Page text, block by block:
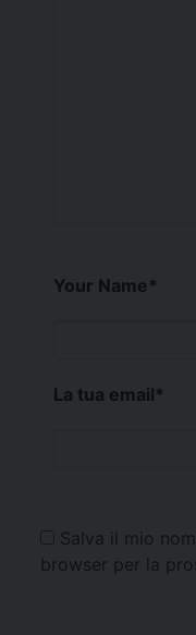
Your Name*
La tua email*
Salva il mio
browser per la